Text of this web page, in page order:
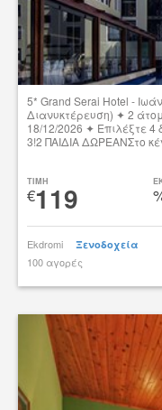
5* Grand Serai Hotel -
Διανυκτέρευση) ✦ 2
18/12/2026 ✦ Επιλέξτε 4
3!2 ΠΑΙΔΙΑ ΔΩΡΕΑΝΣτο
TIMH
€119
Ekdromi Ξενοδοχεία
100 αγορές